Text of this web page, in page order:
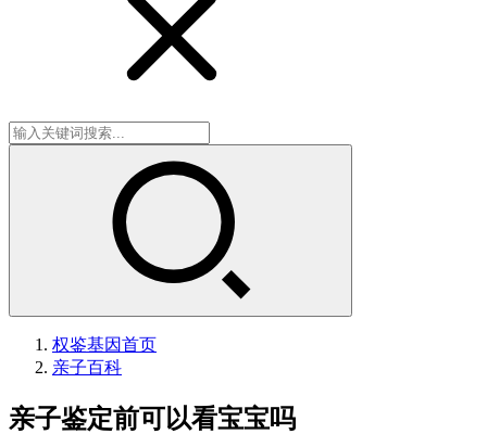
权鉴基因首页
亲子百科
亲子鉴定前可以看宝宝吗